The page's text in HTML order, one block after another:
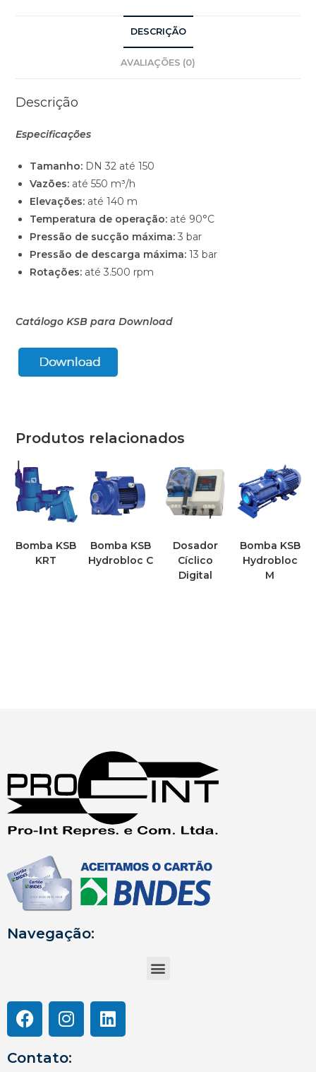
DESCRIÇÃO
AVALIAÇÕES (0)
Descrição
Especificações
Tamanho: DN 32 até 150
Vazões: até 550 m³/h
Elevações: até 140 m
Temperatura de operação: até 90°C
Pressão de sucção máxima: 3 bar
Pressão de descarga máxima: 13 bar
Rotações: até 3.500 rpm
Catálogo KSB para Download
Produtos relacionados
Bomba KSB
KRT
Bomba KSB
Hydrobloc C
Dosador
Cíclico
Digital
Bomba KSB
Hydrobloc
M
Navegação:
Contato: